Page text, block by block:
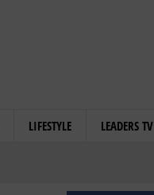
LIFESTYLE LEADERS TV